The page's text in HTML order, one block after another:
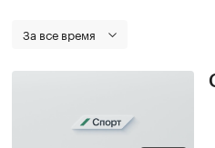
За все время